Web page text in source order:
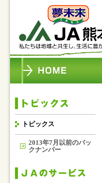
トピックス
2013年7月以前のバッ
クナンバー